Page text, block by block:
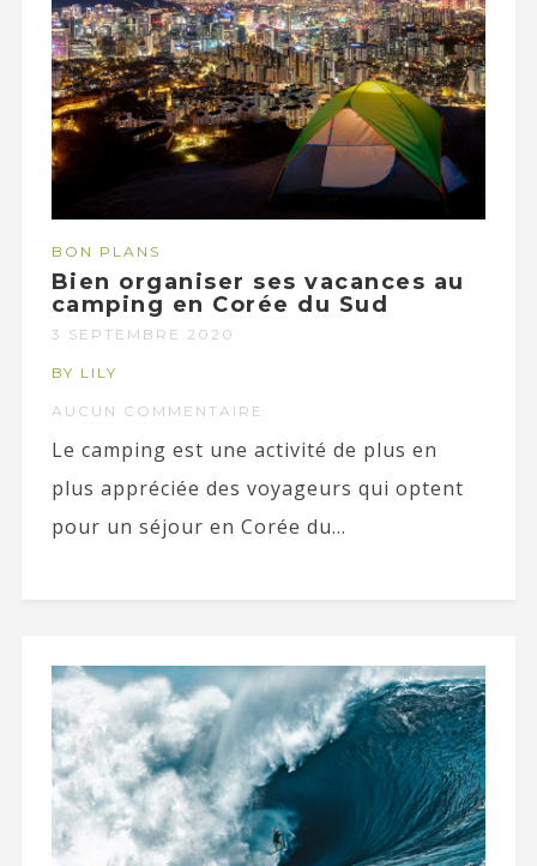
BON PLANS
Bien organiser ses vacances au
camping en Corée du Sud
3 SEPTEMBRE 2020
BY LILY
AUCUN COMMENTAIRE
Le camping est une activité de plus en
plus appréciée des voyageurs qui optent
pour un séjour en Corée du...